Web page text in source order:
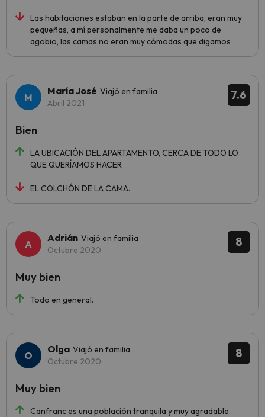
Las habitaciones estaban en la parte de arriba, eran muy
pequeñas, a mí personalmente me daba un poco de
agobio, las camas no eran muy cómodas que digamos
7.6
María José Viajó en familia
Abril 2021
LA UBICACIÓN DEL APARTAMENTO, CERCA DE TODO LO
QUE QUERÍAMOS HACER
EL COLCHÓN DE LA CAMA.
Bien
8
Adrián Viajó en familia
Octubre 2020
Todo en general.
Muy bien
8
Olga Viajó en familia
Octubre 2020
Canfranc es una población tranquila y muy agradable.
Muy bien